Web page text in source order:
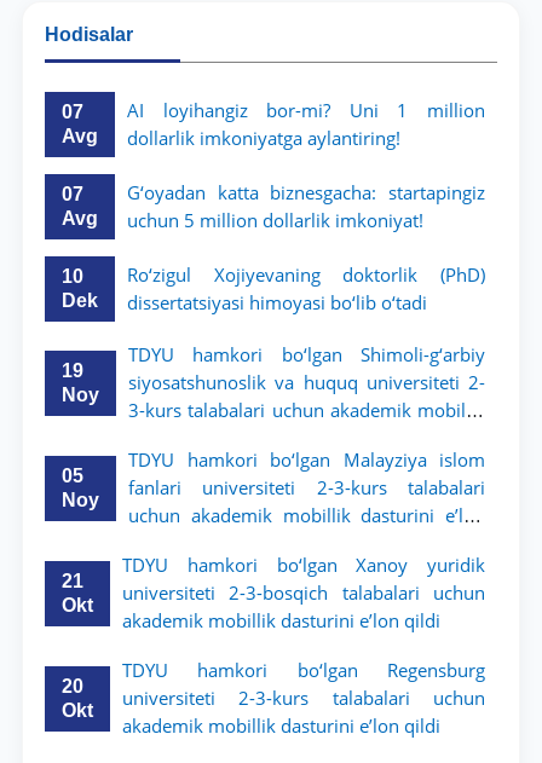
Hodisalar
07
Avg
AI loyihangiz bor-mi? Uni 1 million
dollarlik imkoniyatga aylantiring!
07
Avg
G‘oyadan katta biznesgacha: startapingiz
uchun 5 million dollarlik imkoniyat!
10
Dek
Ro‘zigul Xojiyevaning doktorlik (PhD)
dissertatsiyasi himoyasi bo‘lib o‘tadi
19
Noy
TDYU hamkori bo‘lgan Shimoli-g‘arbiy
siyosatshunoslik va huquq universiteti 2-
3-kurs talabalari uchun akademik mobillik
05
Noy
TDYU hamkori bo‘lgan Malayziya islom
fanlari universiteti 2-3-kurs talabalari
uchun akademik mobillik dasturini e’lon
21
Okt
TDYU hamkori bo‘lgan Xanoy yuridik
universiteti 2-3-bosqich talabalari uchun
akademik mobillik dasturini e’lon qildi
20
Okt
TDYU hamkori bo‘lgan Regensburg
universiteti 2-3-kurs talabalari uchun
akademik mobillik dasturini e’lon qildi